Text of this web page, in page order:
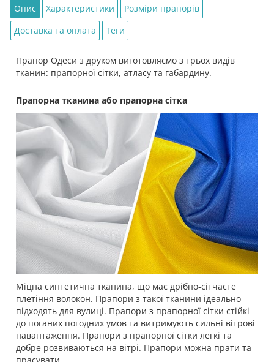
Опис Характеристики
Розміри прапорів
Доставка та оплата
Теги
Прапор Одеси з друком виготовляємо з трьох видів
тканин: прапорної сітки, атласу та габардину.
Прапорна тканина або прапорна сітка
Міцна синтетична тканина, що має дрібно-сітчасте
плетіння волокон. Прапори з такої тканини ідеально
підходять для вулиці. Прапори з прапорної сітки стійкі
до поганих погодних умов та витримують сильні вітрові
навантаження. Прапори з прапорної сітки легкі та
добре розвиваються на вітрі. Прапори можна прати та